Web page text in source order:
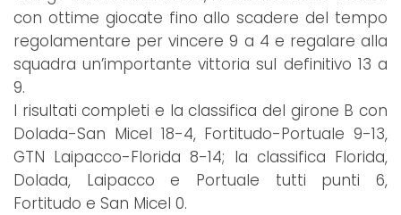
con ottime giocate fino allo scadere del tempo
regolamentare per vincere 9 a 4 e regalare alla
squadra un’importante vittoria sul definitivo 13 a
9.
I risultati completi e la classifica del girone B con
Dolada-San Micel 18-4, Fortitudo-Portuale 9-13,
GTN Laipacco-Florida 8-14; la classifica Florida,
Dolada, Laipacco e Portuale tutti punti 6,
Fortitudo e San Micel 0.